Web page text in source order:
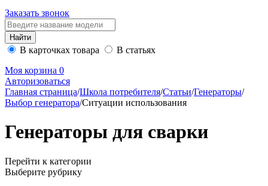
Заказать звонок
В карточках товара
В статьях
Моя корзина 0
Авторизоваться
Главная страница/Школа потребителя/Статьи/Генераторы/
Выбор генератора/Ситуации использования
Генераторы для сварки
Перейти к категории
Выберите рубрику